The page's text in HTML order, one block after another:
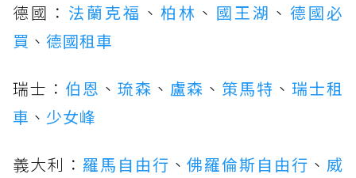
德國： 法蘭克福 、 柏林 、 國王湖 、 德國必
買 、 德國租車
瑞士： 伯恩 、 琉森 、 盧森 、 策馬特 、瑞士租
車 、 少女峰
義大利： 羅馬自由行 、佛羅倫斯自由行 、 威